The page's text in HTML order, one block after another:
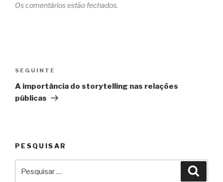
Os comentários estão fechados.
de
artigos
Conteúdo
seguinte
SEGUINTE
A importância do storytelling nas relações
públicas
PESQUISAR
por: